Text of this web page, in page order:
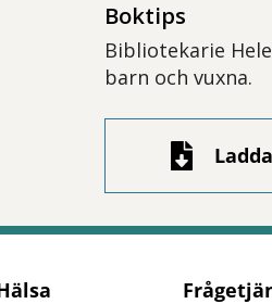
Boktips
Bibliotekarie
barn och vuxna.